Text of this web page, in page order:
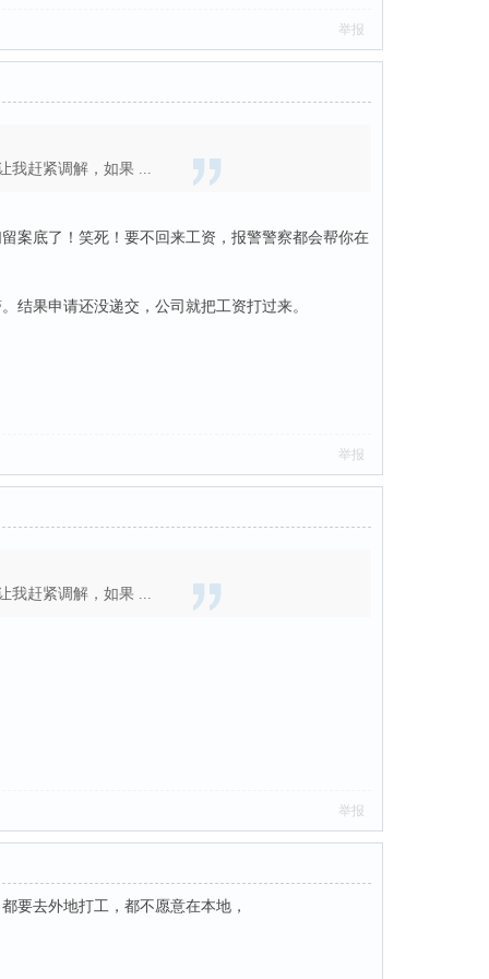
举报
我赶紧调解，如果 ...
案底了！笑死！要不回来工资，报警警察都会帮你在
结果申请还没递交，公司就把工资打过来。
举报
我赶紧调解，如果 ...
举报
要去外地打工，都不愿意在本地，